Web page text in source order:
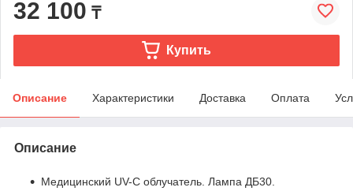
32 100 ₸
Купить
Описание Характеристики Доставка Оплата
Описание
Медицинский UV-C облучатель. Лампа ДБ30.